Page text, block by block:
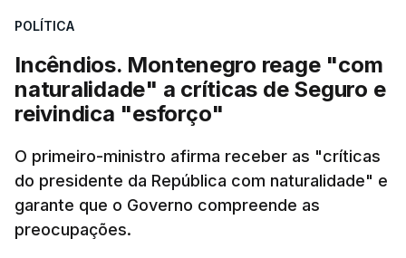
POLÍTICA
Incêndios. Montenegro reage "com
naturalidade" a críticas de Seguro e
reivindica "esforço"
O primeiro-ministro afirma receber as "críticas
do presidente da República com naturalidade" e
garante que o Governo compreende as
preocupações.